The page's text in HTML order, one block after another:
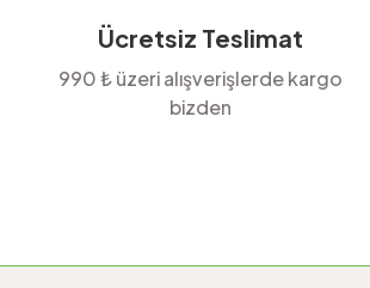
Ücretsiz Teslimat
990 ₺ üzeri alışverişlerde kargo
bizden